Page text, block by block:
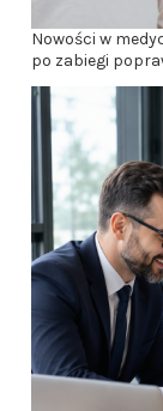
Nowości w
po zabiegi